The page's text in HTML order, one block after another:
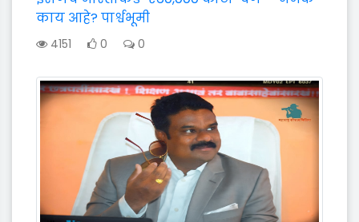
काय आहे? पार्श्वभूमी
4151 0 0